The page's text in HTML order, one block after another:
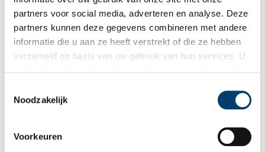
partners voor social media, adverteren en analyse. Deze
partners kunnen deze gegevens combineren met andere
informatie die u aan ze heeft verstrekt of die ze hebben
verzameld op basis van uw gebruik van hun services. U
Noodzakelijk
Voorkeuren
Don Quixote Foundation
De Don Quixote Foundation is de grootste particuliere begunstiger
van het Rijksmuseum en steunt sinds de heropening in 2013 de
jaarlijkse beeldententoonstelling in de Rijksmuseumtuinen, die
foundation een aanvullend bedrag van 12,5 miljoen euro om de
tentoonstellingen in de Rijksmuseumtuinen ook in de toekomst
unieke flora en fauna-albums van Anselmus de Boodt met meer
dan 700 16de-eeuwse aquarellen en tekeningen in langdurig